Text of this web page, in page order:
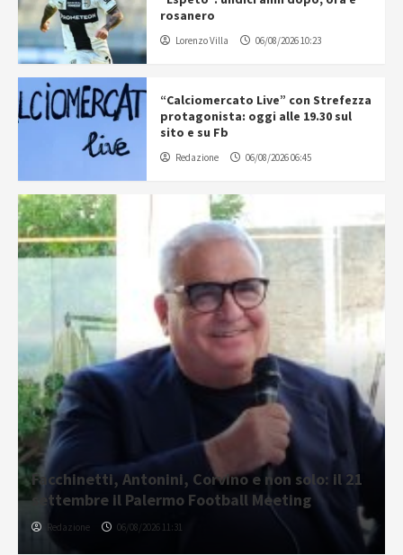
rosanero
Lorenzo Villa 06/08/2026 10:23
“Calciomercato Live” con Strefezza
protagonista: oggi alle 19.30 sul
sito e su Fb
Redazione 06/08/2026 06:45
Facchinetti, Antonini, Corvino e non solo: il 21
settembre il Palermo Football Meeting
Redazione 06/08/2026 11:31